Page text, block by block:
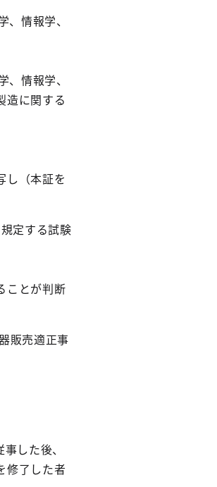
情報学、
情報学、
造に関する
し（本証を
定する試験
ことが判断
販売適正事
した後、
修了した者